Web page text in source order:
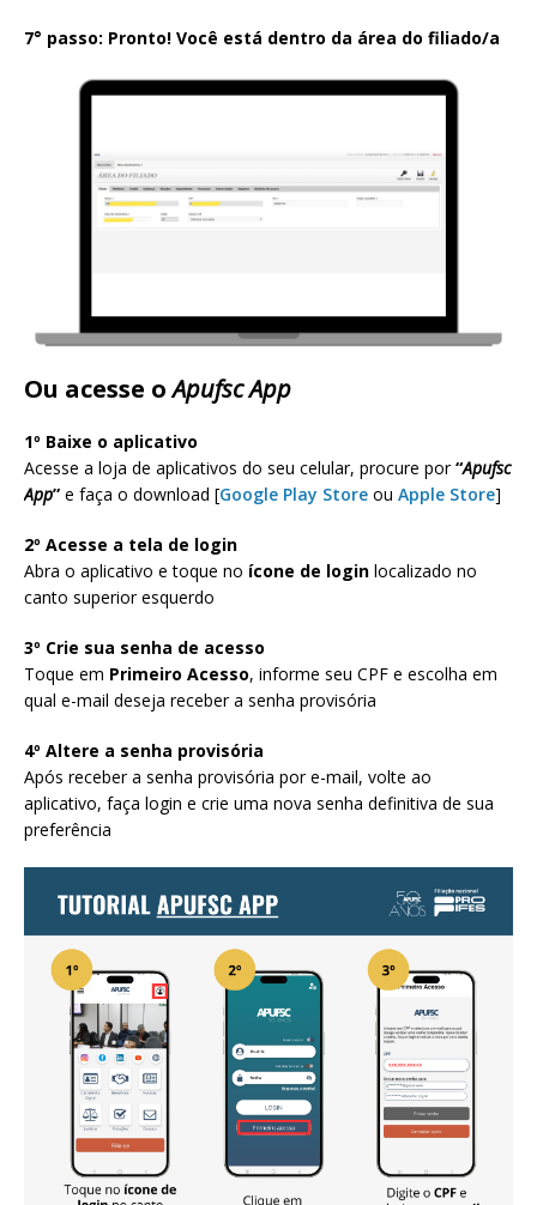
7° passo: Pronto! Você está dentro da área do filiado/a
Ou acesse oApufsc App
1º Baixe o aplicativo
Acesse a loja de aplicativos do seu celular, procure por“Apufsc
App” e faça o download [Google Play Store ou Apple Store]
2º Acesse a tela de login
Abra o aplicativo e toque no ícone de login localizado no
canto superior esquerdo
3º Crie sua senha de acesso
Toque em Primeiro Acesso, informe seu CPF e escolha em
qual e-mail deseja receber a senha provisória
4º Altere a senha provisória
Após receber a senha provisória por e-mail, volte ao
aplicativo, faça login e crie uma nova senha definitiva de sua
preferência